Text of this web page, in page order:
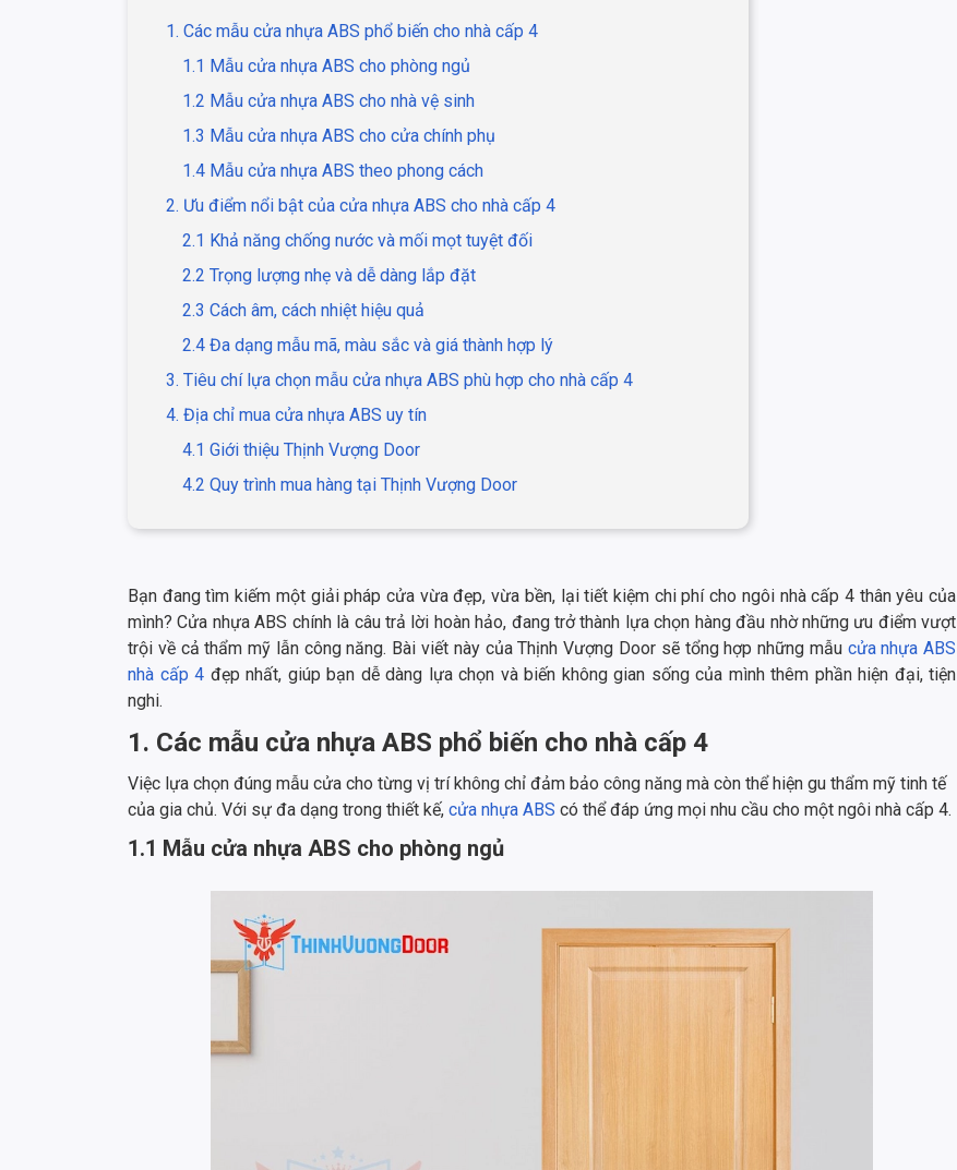
1. Các mẫu cửa nhựa ABS phổ biến cho nhà cấp 4
1.1 Mẫu cửa nhựa ABS cho phòng ngủ
1.2 Mẫu cửa nhựa ABS cho nhà vệ sinh
1.3 Mẫu cửa nhựa ABS cho cửa chính phụ
1.4 Mẫu cửa nhựa ABS theo phong cách
2. Ưu điểm nổi bật của cửa nhựa ABS cho nhà cấp 4
2.1 Khả năng chống nước và mối mọt tuyệt đối
2.2 Trọng lượng nhẹ và dễ dàng lắp đặt
2.3 Cách âm, cách nhiệt hiệu quả
2.4 Đa dạng mẫu mã, màu sắc và giá thành hợp lý
3. Tiêu chí lựa chọn mẫu cửa nhựa ABS phù hợp cho nhà cấp 4
4. Địa chỉ mua cửa nhựa ABS uy tín
4.1 Giới thiệu Thịnh Vượng Door
4.2 Quy trình mua hàng tại Thịnh Vượng Door
Bạn đang tìm kiếm một giải pháp cửa vừa đẹp, vừa bền, lại tiết kiệm chi phí cho ngôi nhà cấp 4 thân yêu của
mình? Cửa nhựa ABS chính là câu trả lời hoàn hảo, đang trở thành lựa chọn hàng đầu nhờ những ưu điểm vượt
trội về cả thẩm mỹ lẫn công năng. Bài viết này của Thịnh Vượng Door sẽ tổng hợp những mẫu cửa nhựa ABS
nhà cấp 4 đẹp nhất, giúp bạn dễ dàng lựa chọn và biến không gian sống của mình thêm phần hiện đại, tiện
nghi.
1. Các mẫu cửa nhựa ABS phổ biến cho nhà cấp 4
Việc lựa chọn đúng mẫu cửa cho từng vị trí không chỉ đảm bảo công năng mà còn thể hiện gu thẩm mỹ tinh tế
của gia chủ. Với sự đa dạng trong thiết kế, cửa nhựa ABS có thể đáp ứng mọi nhu cầu cho một ngôi nhà cấp 4.
1.1 Mẫu cửa nhựa ABS cho phòng ngủ